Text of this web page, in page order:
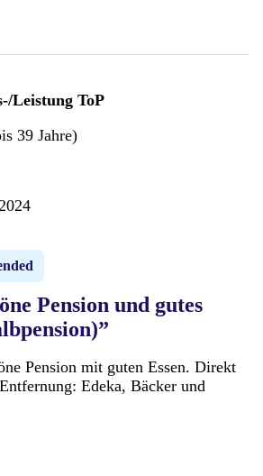
Leistung ToP
39 Jahre)
Pension und gutes
Pension mit guten Essen. Direkt
Edeka, Bäcker und